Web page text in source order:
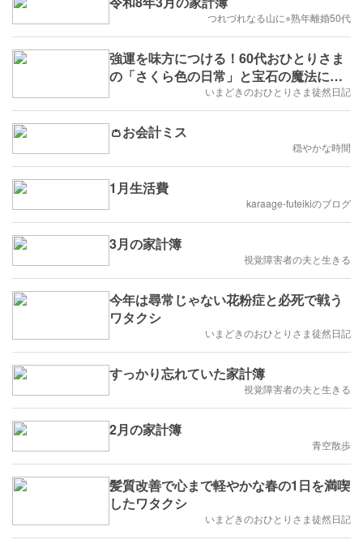
つれづれなる山に⭐︎熟年離婚50代
強運を味方につける！60代おひとりさま
の「さくら色の日常」と宝石の魔法にか
いまどきのおひとりさま徒然日記
👛お会計ミス
穏やかな時間
1月生活費
karaage-futeikiのブログ
3月の家計簿
視覚障害者の夫と生きる
今年は尋常じゃない花粉症と必死で戦う
ワタクシ
いまどきのおひとりさま徒然日記
すっかり忘れていた家計簿
視覚障害者の夫と生きる
2月の家計簿
青空散歩
髪質改善で心まで軽やかな春の1日を満喫
したワタクシ
いまどきのおひとりさま徒然日記